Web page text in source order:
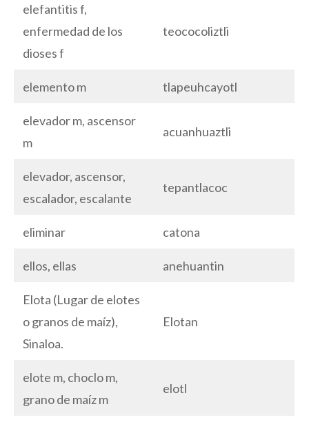
elefantitis f,
enfermedad de los
dioses f
teococoliztli
elemento m tlapeuhcayotl
elevador m, ascensor
m
acuanhuaztli
elevador, ascensor,
escalador, escalante
tepantlacoc
eliminar catona
ellos, ellas anehuantin
Elota (Lugar de elotes
o granos de maíz),
Sinaloa.
Elotan
elote m, choclo m,
grano de maíz m
elotl